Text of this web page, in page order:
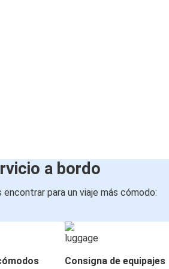
a bordo
para un viaje más cómodo:
Consigna de equipajes